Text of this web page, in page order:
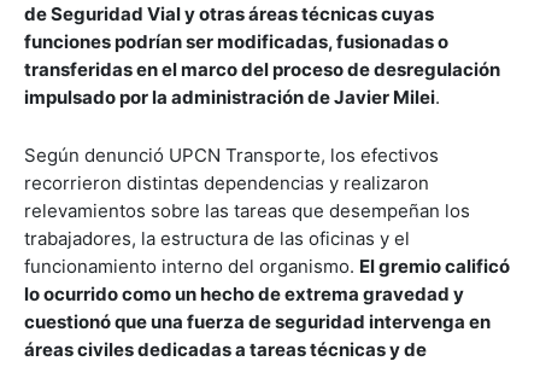
de Seguridad Vial y otras áreas técnicas cuyas
funciones podrían ser modificadas, fusionadas o
transferidas en el marco del proceso de desregulación
impulsado por la administración de Javier Milei.
Según denunció UPCN Transporte, los efectivos
recorrieron distintas dependencias y realizaron
relevamientos sobre las tareas que desempeñan los
trabajadores, la estructura de las oficinas y el
funcionamiento interno del organismo. El gremio calificó
lo ocurrido como un hecho de extrema gravedad y
cuestionó que una fuerza de seguridad intervenga en
áreas civiles dedicadas a tareas técnicas y de